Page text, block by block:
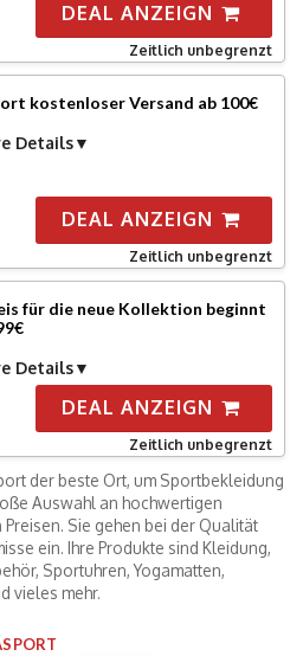
DEAL ANZEIGN
Zeitlich unbegrenzt
kostenloser Versand ab 100€
Details
DEAL ANZEIGN
Zeitlich unbegrenzt
für die neue Kollektion beginnt
Details
DEAL ANZEIGN
Zeitlich unbegrenzt
der beste Ort, um Sportbekleidung
Auswahl an hochwertigen
Sie gehen bei der Qualität
ein. Ihre Produkte sind Kleidung,
Sportuhren, Yogamatten,
vieles mehr.